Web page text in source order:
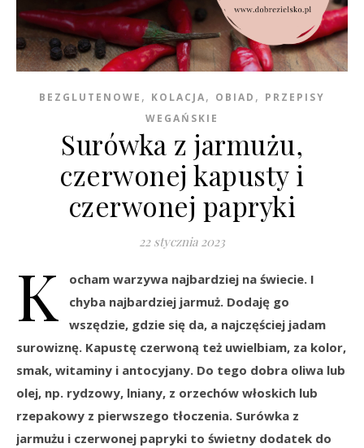
BEZGLUTENOWE , KOLACJA, OBIAD , PRZEPISY
WEGAŃSKIE
Surówka z jarmużu,
czerwonej kapusty i
czerwonej papryki
22 stycznia 2023
K
ocham warzywa najbardziej na świecie. I
chyba najbardziej jarmuż. Dodaję go
wszędzie, gdzie się da, a najczęściej jadam
surowiznę. Kapustę czerwoną też uwielbiam, za kolor,
smak, witaminy i antocyjany. Do tego dobra oliwa lub
olej, np. rydzowy, lniany, z orzechów włoskich lub
rzepakowy z pierwszego tłoczenia. Surówka z
jarmużu i czerwonej papryki to świetny dodatek do